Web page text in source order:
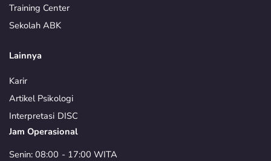
Training Center
Sekolah ABK
Lainnya
Karir
Artikel Psikologi
Interpretasi DISC
Jam Operasional
Senin: 08:00 - 17:00 WITA